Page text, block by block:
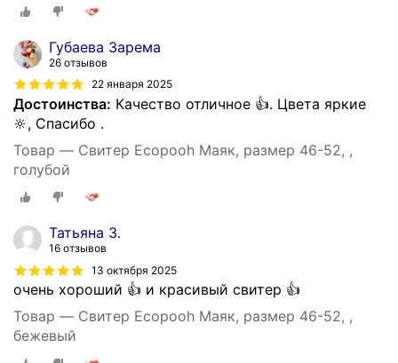
Губаева Зарема
26 отзывов
22 января 2025
Достоинства: Качество отличное 👍. Цвета яркие
🔆, Спасибо .
Товар — Свитер Ecopooh Маяк, размер 46-52, ,
голубой
Татьяна З.
16 отзывов
13 октября 2025
очень хороший 👍 и красивый свитер 👍
Товар — Свитер Ecopooh Маяк, размер 46-52, ,
бежевый